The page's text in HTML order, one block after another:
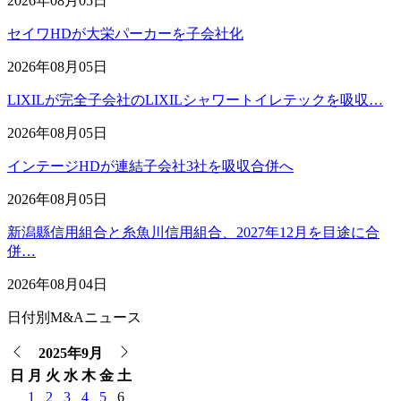
セイワHDが大栄パーカーを子会社化
2026年08月05日
LIXILが完全子会社のLIXILシャワートイレテックを吸収…
2026年08月05日
インテージHDが連結子会社3社を吸収合併へ
2026年08月05日
新潟縣信用組合と糸魚川信用組合、2027年12月を目途に合
併…
2026年08月04日
日付別M&Aニュース
2025年9月
日
月 火 水 木 金 土
1
2 3 4 5 6